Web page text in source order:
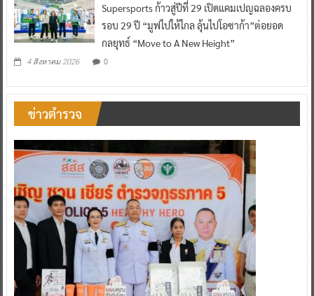
Supersports ก้าวสู่ปีที่ 29 เปิดแคมเปญฉลองครบ
รอบ 29 ปี “มูฟไปให้ไกล ลุ้นไปโอซาก้า”ต่อยอด
กลยุทธ์ “Move to A New Height”
4 สิงหาคม 2026 0
ข่าวตำรวจ